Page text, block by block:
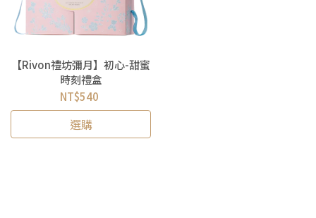
【Rivon禮坊彌月】初心-甜蜜
時刻禮盒
NT$540
選購